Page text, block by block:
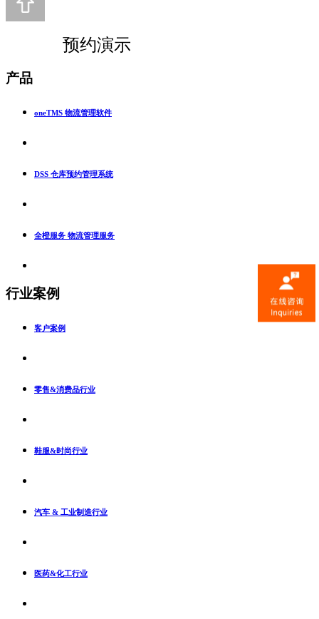
预约演示
产品
oneTMS 物流管理软件
DSS 仓库预约管理系统
全橙服务 物流管理服务
行业案例
客户案例
零售&消费品行业
鞋服&时尚行业
汽车 & 工业制造行业
医药&化工行业